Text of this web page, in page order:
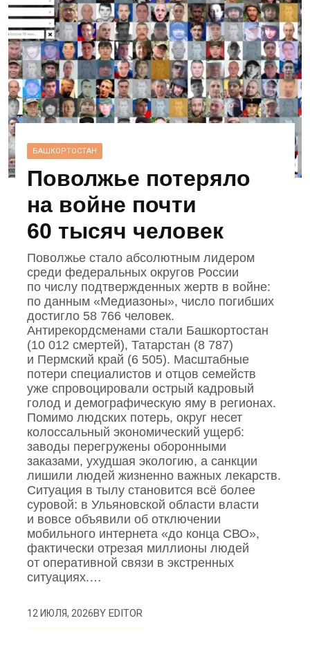
БАШКОРТОСТАН
Поволжье потеряло
на войне почти
60 тысяч человек
Поволжье стало абсолютным лидером
среди федеральных округов России
по числу подтвержденных жертв в войне:
по данным «Медиазоны», число погибших
достигло 58 766 человек.
Антирекордсменами стали Башкортостан
(10 012 смертей), Татарстан (8 787)
и Пермский край (6 505). Масштабные
потери специалистов и отцов семейств
уже спровоцировали острый кадровый
голод и демографическую яму в регионах.
Помимо людских потерь, округ несет
колоссальный экономический ущерб:
заводы перегружены оборонными
заказами, ухудшая экологию, а санкции
лишили людей жизненно важных лекарств.
Ситуация в тылу становится всё более
суровой: в Ульяновской области власти
и вовсе объявили об отключении
мобильного интернета «до конца СВО»,
фактически отрезая миллионы людей
от оперативной связи в экстренных
ситуациях.…
12 ИЮЛЯ, 2026BYEDITOR